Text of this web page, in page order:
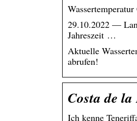
29.10.2022 —
Jahreszeit …
Aktuelle
abrufen!
Costa de la
Ich kenne